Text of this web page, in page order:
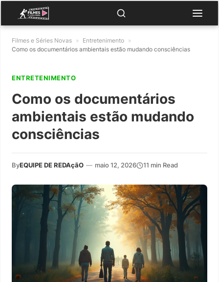
Filmes e Séries Novas » Entretenimento »
Como os documentários ambientais estão mudando consciências
ENTRETENIMENTO
Como os documentários
ambientais estão mudando
consciências
ByEQUIPE DE REDAçãO — maio 12, 2026 11 min Read